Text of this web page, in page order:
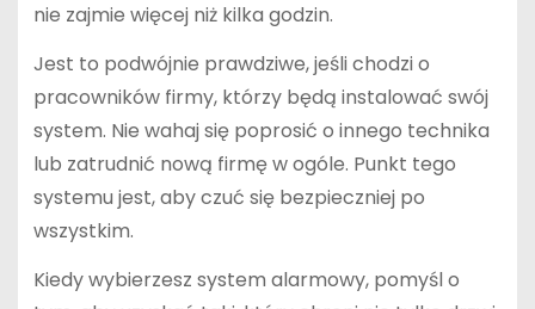
nie zajmie więcej niż kilka godzin.
Jest to podwójnie prawdziwe, jeśli chodzi o
pracowników firmy, którzy będą instalować swój
system. Nie wahaj się poprosić o innego technika
lub zatrudnić nową firmę w ogóle. Punkt tego
systemu jest, aby czuć się bezpieczniej po
wszystkim.
Kiedy wybierzesz system alarmowy, pomyśl o